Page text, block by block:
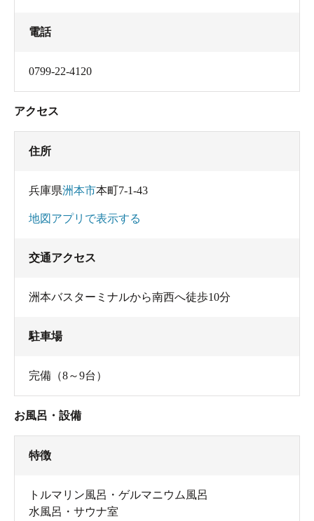
電話
0799-22-4120
アクセス
住所
兵庫県洲本市本町7-1-43
地図アプリで表示する
交通アクセス
洲本バスターミナルから南西へ徒歩10分
駐車場
完備（8～9台）
お風呂・設備
特徴
トルマリン風呂・ゲルマニウム風呂
水風呂・サウナ室